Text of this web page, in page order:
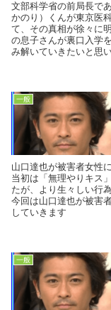
文部科学省の前局長で
かのり）くんが東京医
て、その真相が徐々に
の息子さんが裏口入学
み解いていきたいと思い
一般
山口達也が被害者女性
当初は「無理やりキス
たが、より生々しい行
今回は山口達也が被害
していきます
一般